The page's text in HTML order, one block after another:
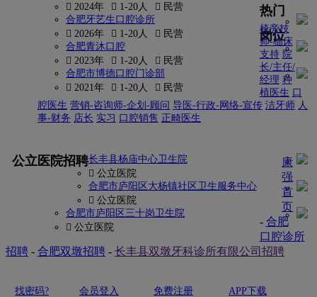
 2024年
 1-20人
 民营
合肥牙艺生口腔诊所
 2026年
 1-20人
 民营
合肥青沐口腔
 2023年
 1-20人
 民营
合肥市博德口腔门诊部
 2021年
 1-20人  民营
热门
岗位
椅旁技
师-临床
支持 院
长/主任/
经理 种
植医生 口
腔医生 营销-咨询师-企划-顾问 导医-行政-网络-宣传 洁牙师 人
事-财务 店长 实习 口腔销售 正畸医生
公立医院招聘长丰县杨庙中心卫生院
 公立医院
合肥市庐阳区大杨镇社区卫生服务中心
 公立医院
合肥市庐阳区三十岗卫生院
 公立医院
康
强
首
页
- 合肥
口腔诊所
招聘 - 合肥双墩招聘 - 长丰县双墩牙科诊所有限公司招聘
找密码? 会员登入 免费注册
APP下载